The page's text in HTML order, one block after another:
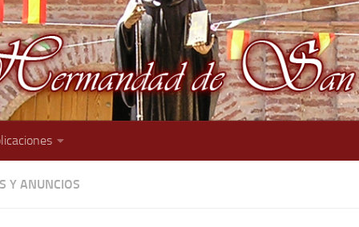
Y ANUNCIOS